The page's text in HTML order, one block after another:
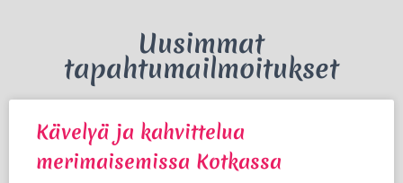
Uusimmat
tapahtumailmoitukset
Kävelyä ja kahvittelua
merimaisemissa Kotkassa